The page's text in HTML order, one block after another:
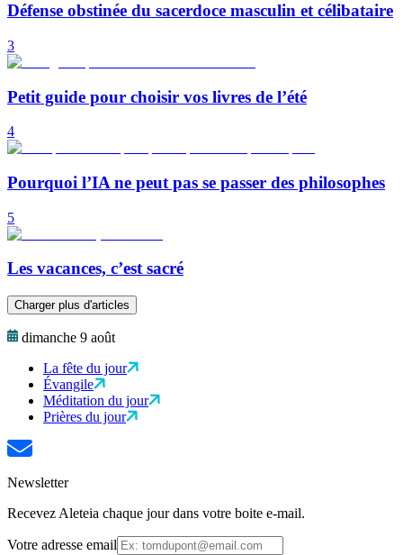
Défense obstinée du sacerdoce masculin et célibataire
3
Petit guide pour choisir vos livres de l’été
4
Pourquoi l’IA ne peut pas se passer des philosophes
5
Les vacances, c’est sacré
Charger plus d'articles
dimanche 9 août
La fête du jour
Évangile
Méditation du jour
Prières du jour
Newsletter
Recevez Aleteia chaque jour dans votre boite e-mail.
Votre adresse email